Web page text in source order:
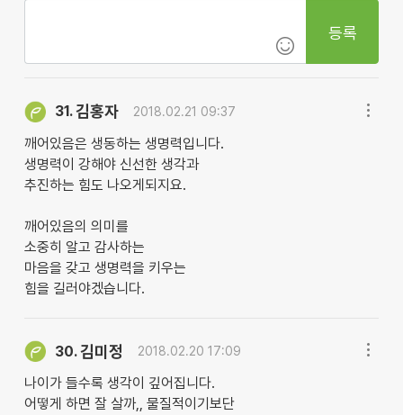
등록
31.김홍자 2018.02.21 09:37
깨어있음은 생동하는 생명력입니다.
생명력이 강해야 신선한 생각과
추진하는 힘도 나오게되지요.
깨어있음의 의미를
소중히 알고 감사하는
마음을 갖고 생명력을 키우는
힘을 길러야겠습니다.
30.김미정 2018.02.20 17:09
나이가 들수록 생각이 깊어집니다.
어떻게 하면 잘 살까,, 물질적이기보단